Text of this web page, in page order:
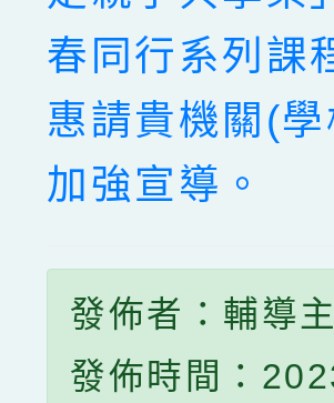
春同行系列課
惠請貴機關(
加強宣導。
發佈者：輔導
發佈時間：